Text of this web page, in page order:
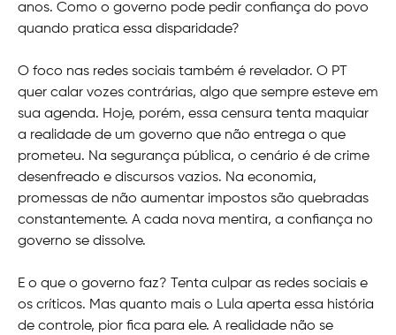
anos. Como o governo pode pedir confiança do povo
quando pratica essa disparidade?
O foco nas redes sociais também é revelador. O PT
quer calar vozes contrárias, algo que sempre esteve em
sua agenda. Hoje, porém, essa censura tenta maquiar
a realidade de um governo que não entrega o que
prometeu. Na segurança pública, o cenário é de crime
desenfreado e discursos vazios. Na economia,
promessas de não aumentar impostos são quebradas
constantemente. A cada nova mentira, a confiança no
governo se dissolve.
E o que o governo faz? Tenta culpar as redes sociais e
os críticos. Mas quanto mais o Lula aperta essa história
de controle, pior fica para ele. A realidade não se